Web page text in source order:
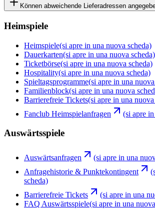
Können abweichende Lieferadressen
Heimspiele
Heimspiele(si apre in una nuova scheda)
Dauerkarten(si apre in una nuova scheda)
Ticketbörse(si apre in una nuova scheda)
Hospitality(si apre in una nuova scheda)
Spieltagsprogramme(si apre in una
Familienblock(si apre in una nuova
Barrierefreie Tickets(si apre in una
Fanclub Heimspielanfragen
(si apre
Auswärtsspiele
Auswärtsanfragen
(si apre in una
Anfragehistorie & Punktekontingent
scheda)
Barrierefreie Tickets
(si apre in una
FAQ Auswärtsspiele(si apre in una